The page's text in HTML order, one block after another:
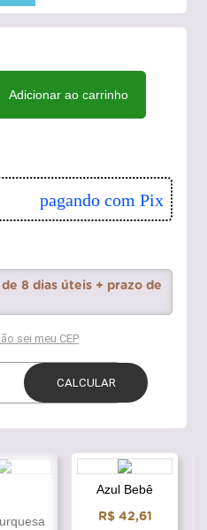
Adicionar ao carrinho
pagando com Pix
8 dias úteis + prazo de
Azul Bebê
R$ 42,61